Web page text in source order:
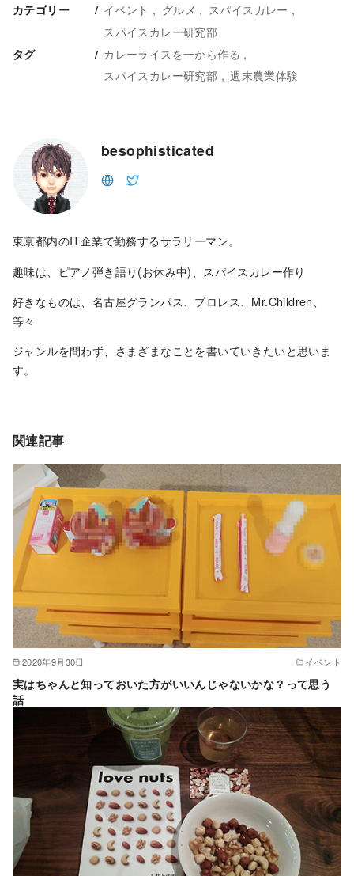
カテゴリー イベント グルメ
スパイスカレー
スパイスカレー研究部
タグ
カレーライスを一から作る
スパイスカレー研究部
週末農業体験
besophisticated
東京都内のIT企業で勤務するサラリーマン。
趣味は、ピアノ弾き語り(お休み中)、スパイスカレー作り
好きなものは、名古屋グランパス、プロレス、Mr.Children、
等々
ジャンルを問わず、さまざまなことを書いていきたいと思いま
す。
関連記事
2020年9月30日 イベント
実はちゃんと知っておいた方がいいんじゃないかな？って思う
話